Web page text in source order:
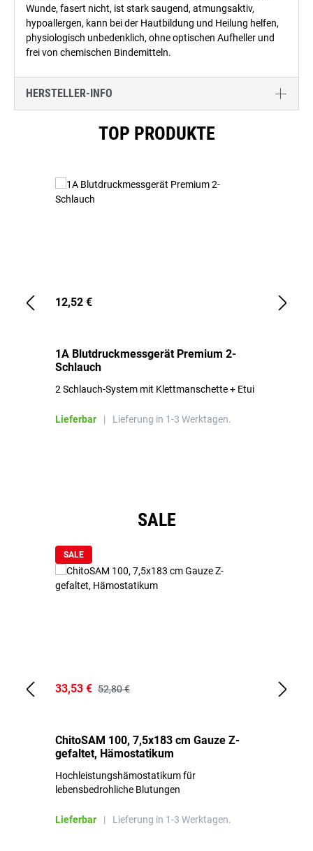
Wunde, fasert nicht, ist stark saugend, atmungsaktiv,
hypoallergen, kann bei der Hautbildung und Heilung helfen,
physiologisch unbedenklich, ohne optischen Aufheller und
frei von chemischen Bindemitteln.
HERSTELLER-INFO
TOP PRODUKTE
12,52 €
1A Blutdruckmessgerät Premium 2-
Schlauch
2 Schlauch-System mit Klettmanschette + Etui
Lieferbar | Lieferung in 1-3 Werktagen.
SALE
SALE
33,53 € 52,80 €
ChitoSAM 100, 7,5x183 cm Gauze Z-
gefaltet, Hämostatikum
Hochleistungshämostatikum für
lebensbedrohliche Blutungen
Lieferbar | Lieferung in 1-3 Werktagen.